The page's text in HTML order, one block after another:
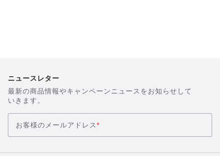
ニュースレター
最新の商品情報やキャンペーンニュースをお知らせして
いきます。
お客様のメールアドレス*